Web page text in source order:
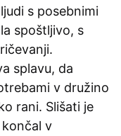
s posebnimi
spoštljivo, s
splavu, da
v družino
rani. Slišati je
v